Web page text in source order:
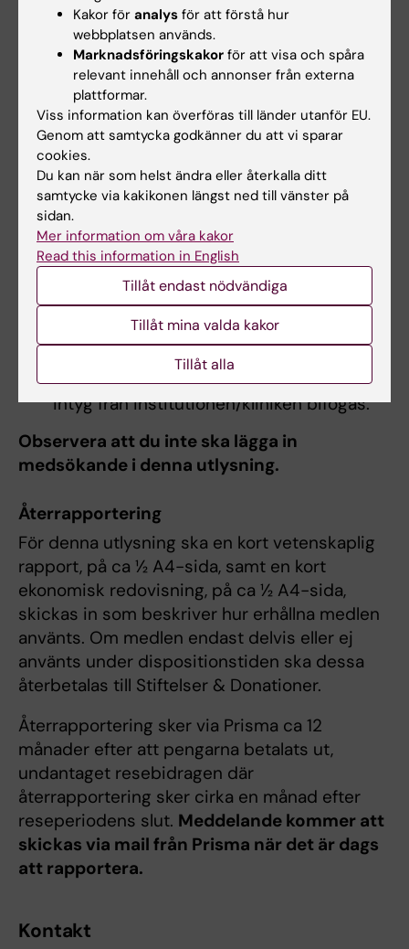
presentera abstract)
Personlig inbjudan till konferens eller
institution (obligatoriskt för den som
inbjudits till konferens som chairman,
föreläsare eller liknande, eller till
institution/lab)
Kursprogram samt intyg om sökt eller
erhållen kursplats bifogas (obligatoriskt
för den som söker bidrag för kurs)
För doktorander ska handledarintyg som
styrker syftet med resan samt den
resandes roll bifogas. För den som
passerat halvtidskontrollen ska intyget
styrka även detta alternativt ska intyg ur
Vid bortavaro längre än 2 veckor måste
intyg från institutionen/kliniken bifogas.
Observera att du inte ska lägga in
medsökande i denna utlysning.
Återrapportering
För denna utlysning ska en kort vetenskaplig
rapport, på ca ½ A4-sida, samt en kort
ekonomisk redovisning, på ca ½ A4-sida,
skickas in som beskriver hur erhållna medlen
använts. Om medlen endast delvis eller ej
använts under dispositionstiden ska dessa
återbetalas till Stiftelser & Donationer.
Återrapportering sker via Prisma ca 12
månader efter att pengarna betalats ut,
undantaget resebidragen där
återrapportering sker cirka en månad efter
reseperiodens slut. Meddelande kommer att
skickas via mail från Prisma när det är dags
att rapportera.
Kontakt
Kakor för analys för att förstå hur
webbplatsen används.
Marknadsföringskakor för att visa och spåra
relevant innehåll och annonser från externa
plattformar.
Viss information kan överföras till länder utanför EU.
Genom att samtycka godkänner du att vi sparar
cookies.
Du kan när som helst ändra eller återkalla ditt
samtycke via kakikonen längst ned till vänster på
sidan.
Mer information om våra kakor
Read this information in English
Tillåt endast nödvändiga
Tillåt mina valda kakor
Tillåt alla